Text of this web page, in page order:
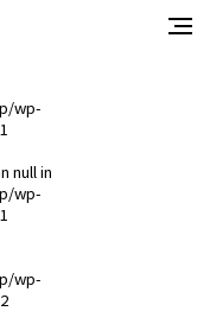
wp-
null in
wp-
wp-